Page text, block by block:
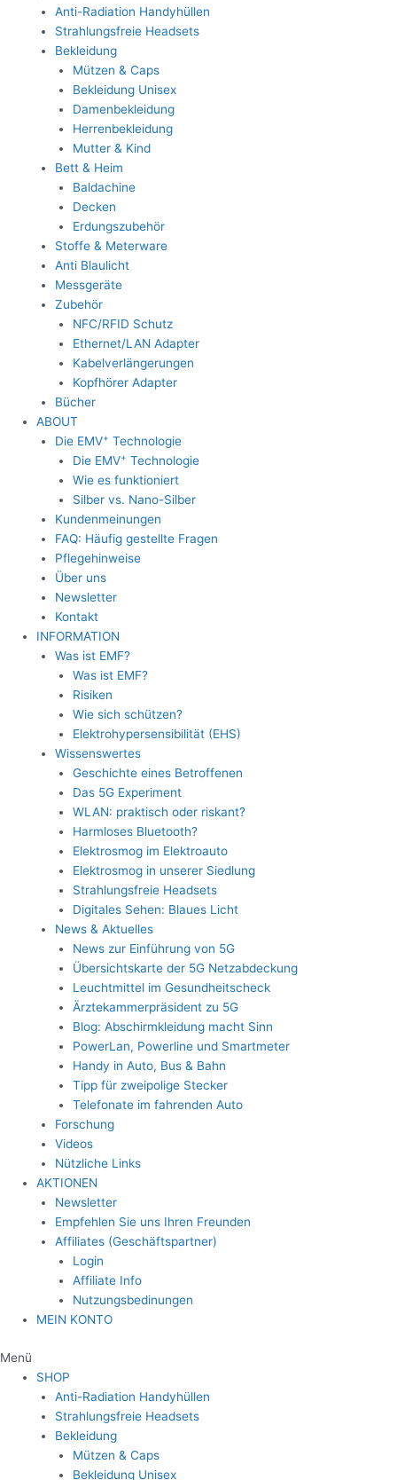
Anti-Radiation Handyhüllen
Strahlungsfreie Headsets
Bekleidung
Mützen & Caps
Bekleidung Unisex
Damenbekleidung
Herrenbekleidung
Mutter & Kind
Bett & Heim
Baldachine
Decken
Erdungszubehör
Stoffe & Meterware
Anti Blaulicht
Messgeräte
Zubehör
NFC/RFID Schutz
Ethernet/LAN Adapter
Kabelverlängerungen
Kopfhörer Adapter
Bücher
ABOUT
Die EMV+ Technologie
Die EMV+ Technologie
Wie es funktioniert
Silber vs. Nano-Silber
Kundenmeinungen
FAQ: Häufig gestellte Fragen
Pflegehinweise
Über uns
Newsletter
Kontakt
INFORMATION
Was ist EMF?
Was ist EMF?
Risiken
Wie sich schützen?
Elektrohypersensibilität (EHS)
Wissenswertes
Geschichte eines Betroffenen
Das 5G Experiment
WLAN: praktisch oder riskant?
Harmloses Bluetooth?
Elektrosmog im Elektroauto
Elektrosmog in unserer Siedlung
Strahlungsfreie Headsets
Digitales Sehen: Blaues Licht
News & Aktuelles
News zur Einführung von 5G
Übersichtskarte der 5G Netzabdeckung
Leuchtmittel im Gesundheitscheck
Ärztekammerpräsident zu 5G
Blog: Abschirmkleidung macht Sinn
PowerLan, Powerline und Smartmeter
Handy in Auto, Bus & Bahn
Tipp für zweipolige Stecker
Telefonate im fahrenden Auto
Forschung
Videos
Nützliche Links
AKTIONEN
Newsletter
Empfehlen Sie uns Ihren Freunden
Affiliates (Geschäftspartner)
Login
Affiliate Info
Nutzungsbedinungen
MEIN KONTO
Menü
SHOP
Anti-Radiation Handyhüllen
Strahlungsfreie Headsets
Bekleidung
Mützen & Caps
Bekleidung Unisex